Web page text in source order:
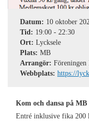
Datum: 10 oktober
Tid: 19:00 - 22:30
Ort: Lycksele
Plats: MB
Arrangör:
Webbplats: https://
Kom och dansa på
Entré inklusive fika 200